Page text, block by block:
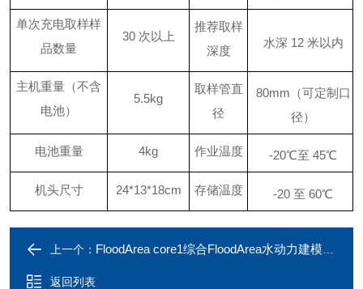
单次充电取样样
品数量
30 次以上
推荐取样
深度
水深 12 米以内
主机重量（不含
电池）
5.5kg
取样管直
径
80mm （可定制口
径）
电池重量 4kg 作业温度 -20℃至 45℃
机头尺寸 24*13*18cm 存储温度 -20 至 60℃
上一个： FloodArea core1综合FloodArea水动力建模与仿真平台
返回列表